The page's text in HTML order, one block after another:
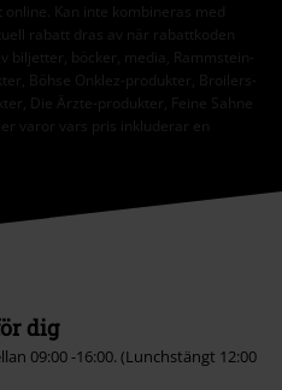
Kan inte kombineras med
rabatt dras av när rabattkoden
biljetter, böcker, media, Rammstein-
Böhse Onklez-produkter, Broilers-
Die Ärzte-produkter, Feine Sahne
varor vars pris inkluderar en
dig
09:00 -16:00. (Lunchstängt 12:00